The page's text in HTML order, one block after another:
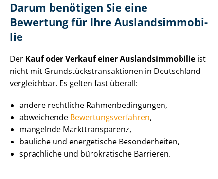
Darum benötigen Sie eine
Bewertung für Ihre Aus­lands­im­mo­bi­
lie
Der Kauf oder Verkauf einer Aus­lands­im­mo­bi­lie ist
nicht mit Grund­stücks­trans­ak­tio­nen in Deutschland
vergleichbar. Es gelten fast überall:
andere rechtliche Rah­men­be­din­gun­gen,
abweichende Be­wer­tungs­ver­fah­ren,
mangelnde Markt­trans­pa­renz,
bauliche und energetische Besonderheiten,
sprachliche und bürokratische Barrieren.